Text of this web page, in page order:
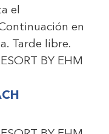
el
en
Tarde libre.
BY EHM